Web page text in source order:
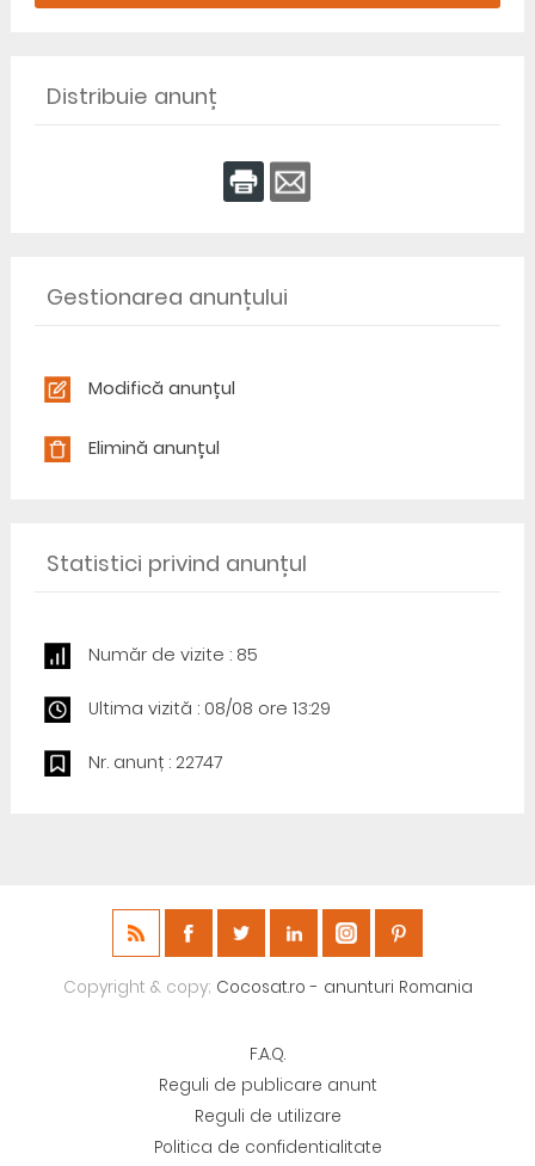
Distribuie anunț
Gestionarea anunțului
Modifică anunțul
Elimină anunțul
Statistici privind anunțul
Număr de vizite : 85
Ultima vizită : 08/08 ore 13:29
Nr. anunț : 22747
Copyright & copy; Cocosat.ro - anunturi Romania
F.A.Q.
Reguli de publicare anunt
Reguli de utilizare
Politica de confidentialitate